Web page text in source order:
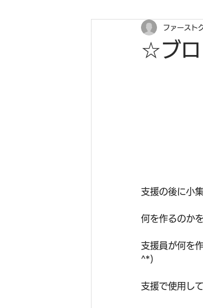
☆ブロ
ファースト
支援の後に小
何を作るのか
支援員が何を
^*)
支援で使用し